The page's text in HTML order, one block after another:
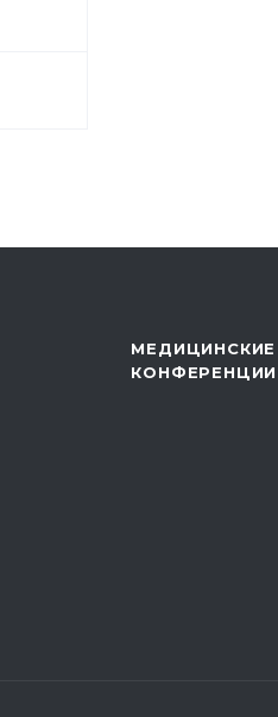
МЕДИЦИНСКИЕ
КОНФЕРЕНЦИИ